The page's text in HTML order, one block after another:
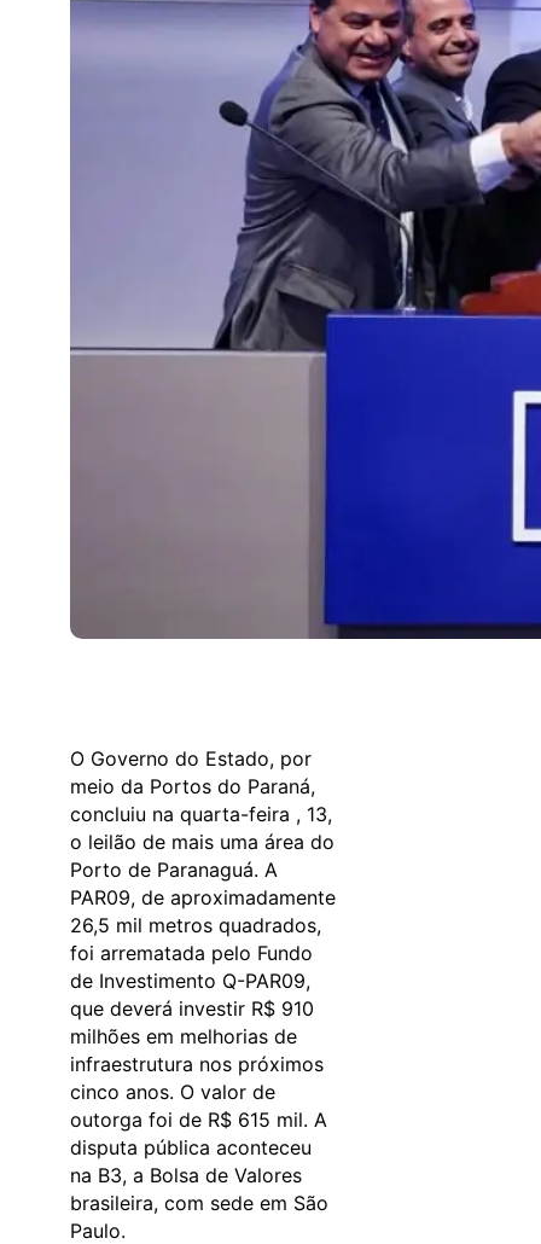
O Governo do Estado, por
meio da Portos do Paraná,
concluiu na quarta-feira , 13,
o leilão de mais uma área do
Porto de Paranaguá. A
PAR09, de aproximadamente
26,5 mil metros quadrados,
foi arrematada pelo Fundo
de Investimento Q-PAR09,
que deverá investir R$ 910
milhões em melhorias de
infraestrutura nos próximos
cinco anos. O valor de
outorga foi de R$ 615 mil. A
disputa pública aconteceu
na B3, a Bolsa de Valores
brasileira, com sede em São
Paulo.